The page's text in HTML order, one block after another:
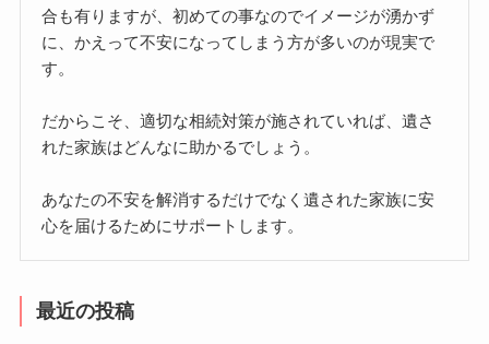
合も有りますが、初めての事なのでイメージが湧かず
に、かえって不安になってしまう方が多いのが現実で
す。
だからこそ、適切な相続対策が施されていれば、遺さ
れた家族はどんなに助かるでしょう。
あなたの不安を解消するだけでなく遺された家族に安
心を届けるためにサポートします。
最近の投稿